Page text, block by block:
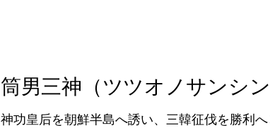
筒男三神（ツツオノサンシン
神功皇后を朝鮮半島へ誘い、三韓征伐を勝利へ